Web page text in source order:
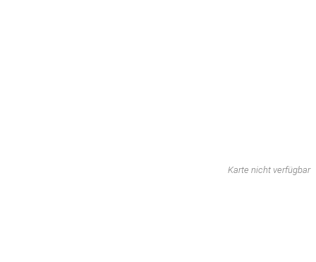
Karte nicht verfügbar